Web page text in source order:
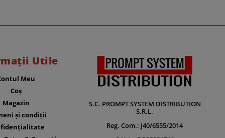
Utile
Meu
Coș
Magazin
și condiții
S.C. PROMPT SYSTEM DISTRIBUTION
S.R.L.
Reg. Com.: J40/6555/2014